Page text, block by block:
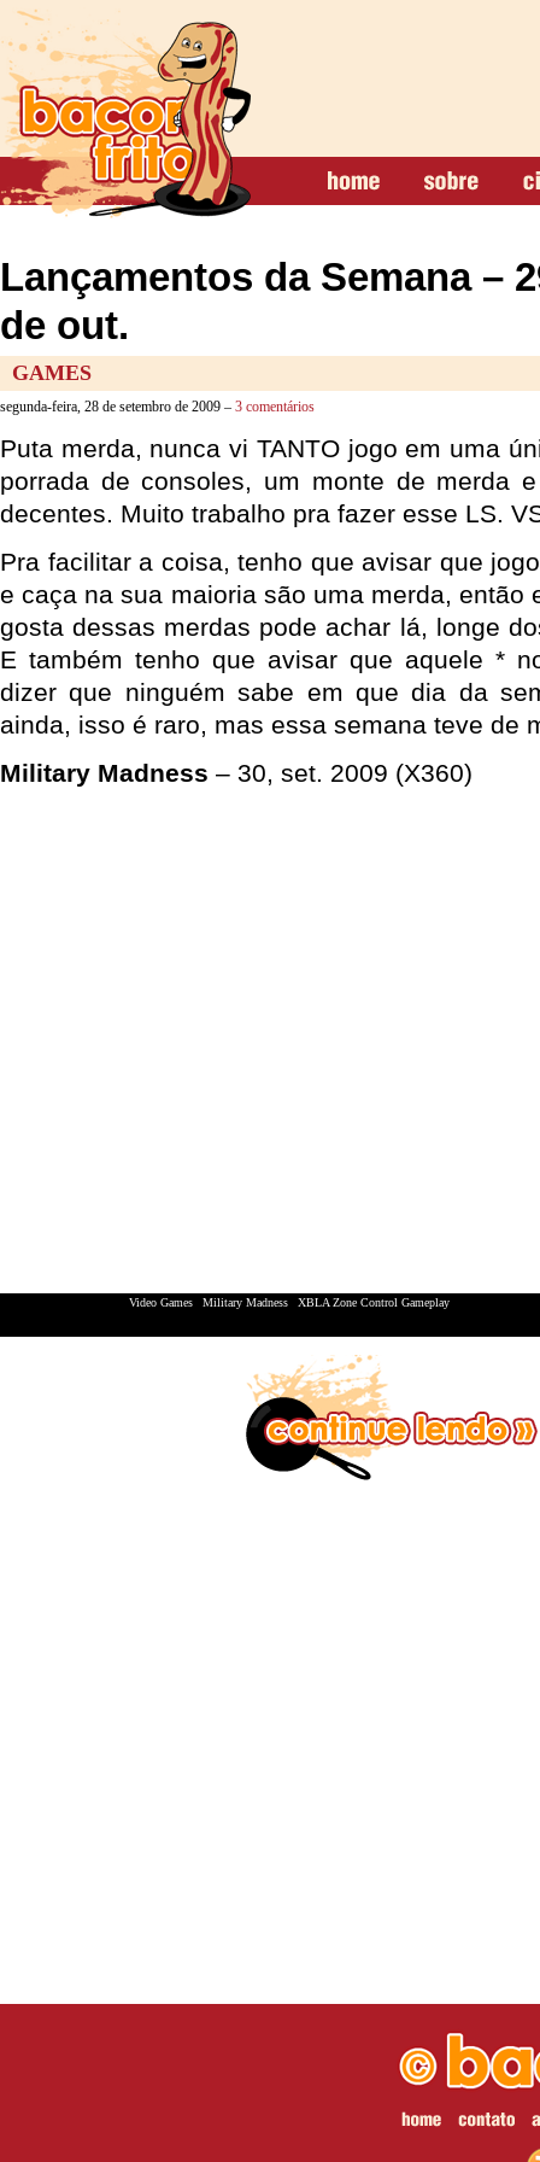
Lançamentos da Semana –
de out.
GAMES
segunda-feira, 28 de setembro de 2009 – 3 comentários
Puta merda, nunca vi TANTO jogo em uma
porrada de consoles, um monte de merda
decentes. Muito trabalho pra fazer esse LS.
Pra facilitar a coisa, tenho que avisar que
e caça na sua maioria são uma merda, então
gosta dessas merdas pode achar lá, longe
E também tenho que avisar que aquele *
dizer que ninguém sabe em que dia da
ainda, isso é raro, mas essa semana teve de
Military Madness – 30, set. 2009 (X360)
Video Games Military Madness
XBLA Zone Control Gameplay